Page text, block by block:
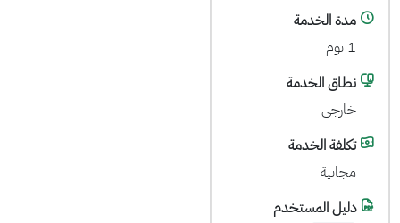
مدة الخدمة
1 يوم
نطاق الخدمة
خارجي
تكلفة الخدمة
مجانية
دليل المستخدم